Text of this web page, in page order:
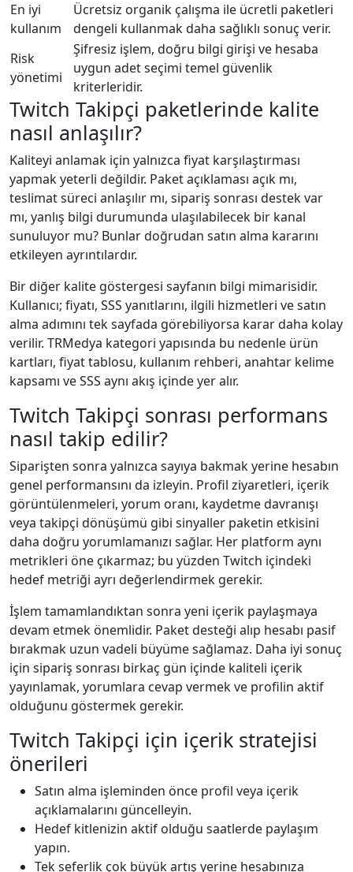
En iyi
kullanım
Ücretsiz organik çalışma ile ücretli paketleri
dengeli kullanmak daha sağlıklı sonuç verir.
Risk
yönetimi
Şifresiz işlem, doğru bilgi girişi ve hesaba
uygun adet seçimi temel güvenlik
kriterleridir.
Twitch Takipçi paketlerinde kalite
nasıl anlaşılır?
Kaliteyi anlamak için yalnızca fiyat karşılaştırması
yapmak yeterli değildir. Paket açıklaması açık mı,
teslimat süreci anlaşılır mı, sipariş sonrası destek var
mı, yanlış bilgi durumunda ulaşılabilecek bir kanal
sunuluyor mu? Bunlar doğrudan satın alma kararını
etkileyen ayrıntılardır.
Bir diğer kalite göstergesi sayfanın bilgi mimarisidir.
Kullanıcı; fiyatı, SSS yanıtlarını, ilgili hizmetleri ve satın
alma adımını tek sayfada görebiliyorsa karar daha kolay
verilir. TRMedya kategori yapısında bu nedenle ürün
kartları, fiyat tablosu, kullanım rehberi, anahtar kelime
kapsamı ve SSS aynı akış içinde yer alır.
Twitch Takipçi sonrası performans
nasıl takip edilir?
Siparişten sonra yalnızca sayıya bakmak yerine hesabın
genel performansını da izleyin. Profil ziyaretleri, içerik
görüntülenmeleri, yorum oranı, kaydetme davranışı
veya takipçi dönüşümü gibi sinyaller paketin etkisini
daha doğru yorumlamanızı sağlar. Her platform aynı
metrikleri öne çıkarmaz; bu yüzden Twitch içindeki
hedef metriği ayrı değerlendirmek gerekir.
İşlem tamamlandıktan sonra yeni içerik paylaşmaya
devam etmek önemlidir. Paket desteği alıp hesabı pasif
bırakmak uzun vadeli büyüme sağlamaz. Daha iyi sonuç
için sipariş sonrası birkaç gün içinde kaliteli içerik
yayınlamak, yorumlara cevap vermek ve profilin aktif
olduğunu göstermek gerekir.
Twitch Takipçi için içerik stratejisi
önerileri
Satın alma işleminden önce profil veya içerik
açıklamalarını güncelleyin.
Hedef kitlenizin aktif olduğu saatlerde paylaşım
yapın.
Tek seferlik çok büyük artış yerine hesabınıza